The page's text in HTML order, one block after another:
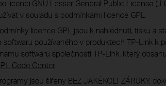
licenci GNU Lesser General Public License
v souladu s podmínkami licence GPL.
licence GPL jsou k nahlédnutí, tisku a
softwaru používaného v produktech TP-Link k
softwaru společnosti TP-Link, který
Code Center.
jsou šířeny BEZ JAKÉKOLI ZÁRUKY,